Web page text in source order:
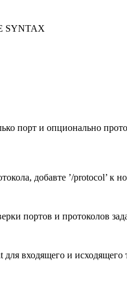
SYNTAX
порт и опционально
добавте ’/protocol’ к
портов и протоколов
входящего и